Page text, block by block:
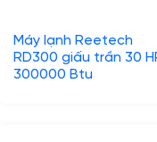
Máy lạnh Reetech
RD300 giấu trần 30
300000 Btu